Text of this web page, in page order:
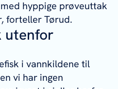
hyppige prøveuttak
forteller Tørud.
utenfor
i vannkildene til
vi har ingen